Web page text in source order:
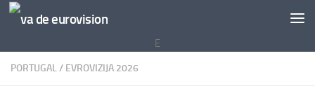
Saltar al contenido
E
PORTUGAL/ EVROVIZIJA 2026